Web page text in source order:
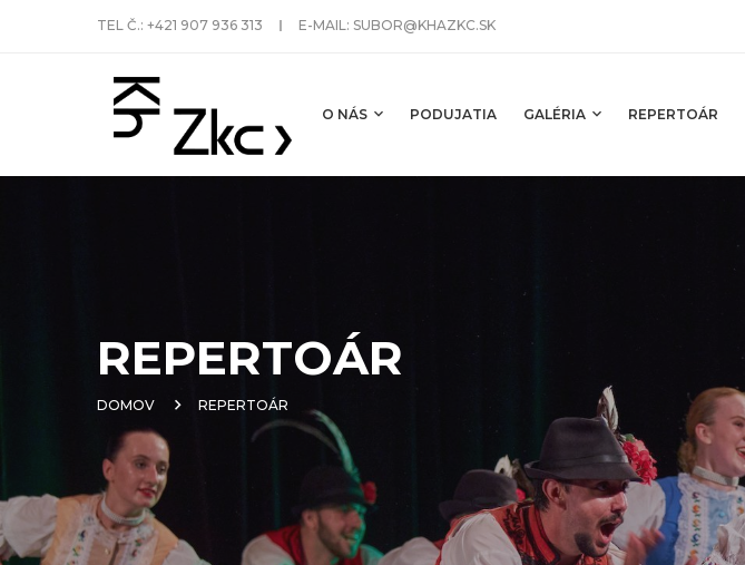
TEL Č.: +421 907 936 313 E-MAIL: SUBOR@KHAZKC.SK
O NÁS PODUJATIA GALÉRIA REPERTOÁR
REPERTOÁR
DOMOV REPERTOÁR